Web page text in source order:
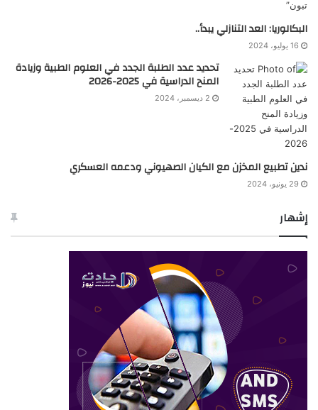
البكالوريا: العد التنازلي يبدأ..
16 يوليو، 2024
تحديد عدد الطلبة الجدد في العلوم الطبية وزيادة
المنح الدراسية في 2025-2026
2 ديسمبر، 2024
ندين تطبيع المخزن مع الكيان الصهيوني ودعمه العسكري
29 يونيو، 2024
إشهار